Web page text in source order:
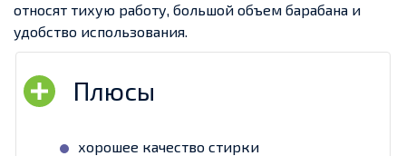
относят тихую работу, большой объем барабана и
удобство использования.
хорошее качество стирки